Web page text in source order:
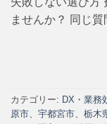
ませんか？ 同じ
カテゴリー: DX・業務
原市、 宇都宮市、 栃木